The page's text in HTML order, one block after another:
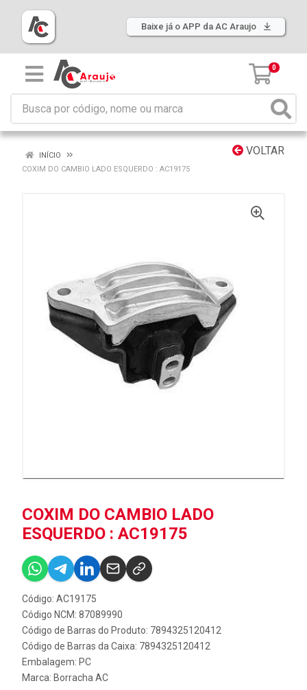
Baixe já o APP da AC Araujo
0
VOLTAR
INÍCIO
COXIM DO CAMBIO LADO ESQUERDO : AC19175
COXIM DO CAMBIO LADO
ESQUERDO : AC19175
Código: AC19175
Código NCM: 87089990
Código de Barras do Produto: 7894325120412
Código de Barras da Caixa: 7894325120412
Embalagem: PC
Marca: Borracha AC